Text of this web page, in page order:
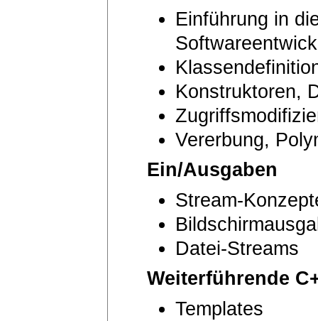
Einführung in
Konstruktoren,
Vererbung,
Ein/Ausgaben
Stream-
Datei-Streams
Weiterführende
Templates